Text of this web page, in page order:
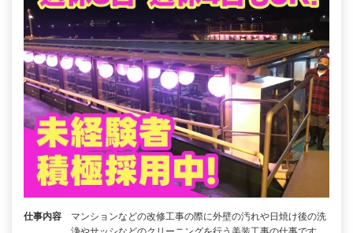
仕事内容
マンションなどの改修工事の際に外壁の汚れや日焼け後の洗